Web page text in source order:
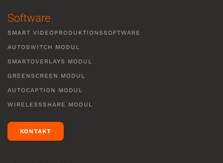
Software
SMART VIDEOPRODUKTIONSSOFTWARE
AUTOSWITCH MODUL
SMARTOVERLAYS MODUL
GREENSCREEN MODUL
AUTOCAPTION MODUL
WIRELESSSHARE MODUL
KONTAKT